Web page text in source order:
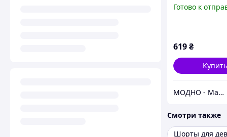
Готово к
619₴
Купить
МОДНО - Магазин детской и женской одежды и обуви
Смотри также